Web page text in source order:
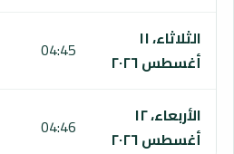
الثلاثاء، ١١
أغسطس ٢٠٢٦
04:45
الأربعاء، ١٢
أغسطس ٢٠٢٦
04:46